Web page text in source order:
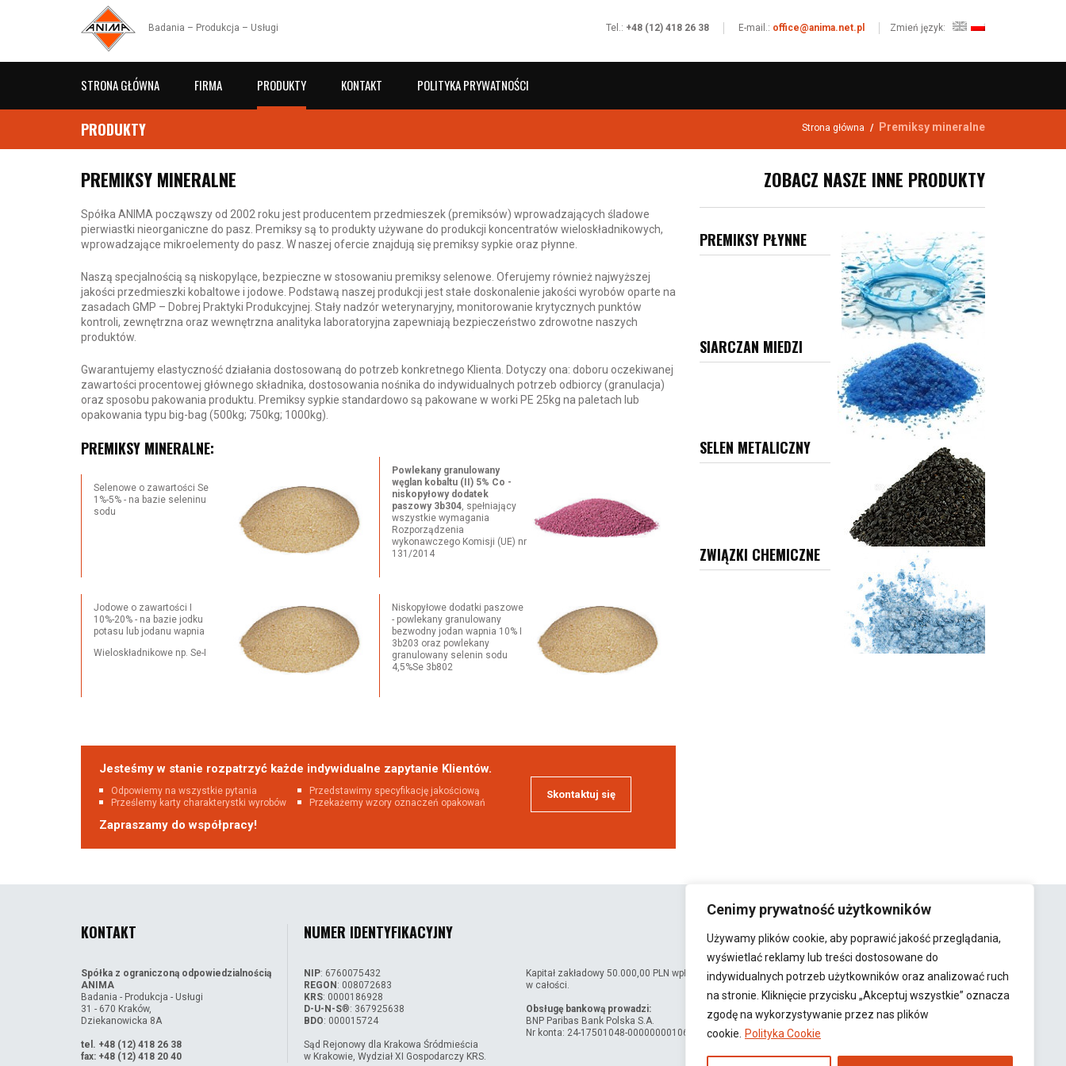
Cenimy prywatność użytkowników
Używamy plików cookie, aby poprawić jakość przeglądania,
wyświetlać reklamy lub treści dostosowane do
indywidualnych potrzeb użytkowników oraz analizować ruch
na stronie. Kliknięcie przycisku „Akceptuj wszystkie” oznacza
zgodę na wykorzystywanie przez nas plików
cookie.
Polityka Cookie
Badania – Produkcja – Usługi Zmień język:
Tel.: +48 (12) 418 26 38 E-mail.: office@anima.net.pl
STRONA GŁÓWNA FIRMA PRODUKTY KONTAKT POLITYKA PRYWATNOŚCI
PRODUKTY Strona główna / Premiksy mineralne
PREMIKSY MINERALNE
Spółka ANIMA począwszy od 2002 roku jest producentem przedmieszek (premiksów) wprowadzających śladowe
pierwiastki nieorganiczne do pasz. Premiksy są to produkty używane do produkcji koncentratów wieloskładnikowych,
wprowadzające mikroelementy do pasz. W naszej ofercie znajdują się premiksy sypkie oraz płynne.
Naszą specjalnością są niskopylące, bezpieczne w stosowaniu premiksy selenowe. Oferujemy również najwyższej
jakości przedmieszki kobaltowe i jodowe. Podstawą naszej produkcji jest stałe doskonalenie jakości wyrobów oparte na
zasadach GMP – Dobrej Praktyki Produkcyjnej. Stały nadzór weterynaryjny, monitorowanie krytycznych punktów
kontroli, zewnętrzna oraz wewnętrzna analityka laboratoryjna zapewniają bezpieczeństwo zdrowotne naszych
produktów.
Gwarantujemy elastyczność działania dostosowaną do potrzeb konkretnego Klienta. Dotyczy ona: doboru oczekiwanej
zawartości procentowej głównego składnika, dostosowania nośnika do indywidualnych potrzeb odbiorcy (granulacja)
oraz sposobu pakowania produktu. Premiksy sypkie standardowo są pakowane w worki PE 25kg na paletach lub
opakowania typu big-bag (500kg; 750kg; 1000kg).
PREMIKSY MINERALNE:
Selenowe o zawartości Se
1%-5% - na bazie seleninu
sodu
Powlekany granulowany
węglan kobaltu (II) 5% Co -
niskopyłowy dodatek
paszowy 3b304, spełniający
wszystkie wymagania
Rozporządzenia
wykonawczego Komisji (UE) nr
131/2014
Jodowe o zawartości I
10%-20% - na bazie jodku
potasu lub jodanu wapnia
Wieloskładnikowe np. Se-I
Niskopyłowe dodatki paszowe
- powlekany granulowany
bezwodny jodan wapnia 10% I
3b203 oraz powlekany
granulowany selenin sodu
4,5%Se 3b802
Jesteśmy w stanie rozpatrzyć każde indywidualne zapytanie Klientów.
Odpowiemy na wszystkie pytania
Przedstawimy specyfikację jakościową
Prześlemy karty charakterystki wyrobów
Przekażemy wzory oznaczeń opakowań
Zapraszamy do współpracy!
Skontaktuj się
ZOBACZ NASZE INNE PRODUKTY
PREMIKSY PŁYNNE
SIARCZAN MIEDZI
SELEN METALICZNY
ZWIĄZKI CHEMICZNE
KONTAKT
Spółka z ograniczoną odpowiedzialnością
ANIMA
Badania - Produkcja - Usługi
31 - 670 Kraków,
Dziekanowicka 8A
tel. +48 (12) 418 26 38
fax: +48 (12) 418 20 40
NUMER IDENTYFIKACYJNY
NIP: 6760075432
REGON : 008072683
KRS: 0000186928
D-U-N-S®: 367925638
BDO: 000015724
Sąd Rejonowy dla Krakowa Śródmieścia
w Krakowie, Wydział XI Gospodarczy KRS.
Kapitał zakładowy 50.000,00 PLN wpłacony
w całości.
Obsługę bankową prowadzi:
BNP Paribas Bank Polska S.A.
Nr konta: 24-17501048-0000000010683815